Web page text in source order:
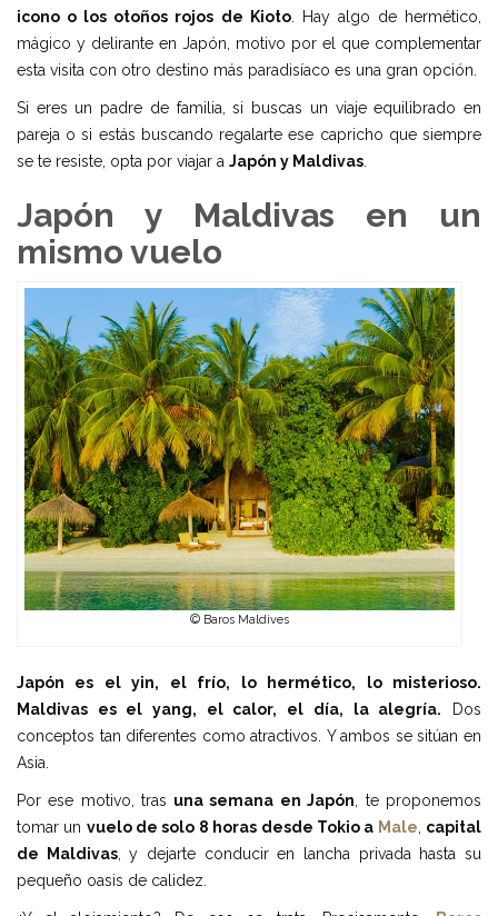
icono o los otoños rojos de Kioto. Hay algo de hermético,
mágico y delirante en Japón, motivo por el que complementar
esta visita con otro destino más paradisíaco es una gran opción.
Si eres un padre de familia, si buscas un viaje equilibrado en
pareja o si estás buscando regalarte ese capricho que siempre
se te resiste, opta por viajar a Japón y Maldivas
Japón y Maldivas en un
mismo vuelo
© Baros Maldives
Japón es el yin, el frío, lo hermético, lo misterioso.
Maldivas es el yang, el calor, el día, la alegría. Dos
conceptos tan diferentes como atractivos. Y ambos se sitúan en
Asia.
Por ese motivo, tras una semana en Japón , te proponemos
tomar un vuelo de solo 8 horas desde Tokio a Male capital
de Maldivas, y dejarte conducir en lancha privada hasta su
pequeño oasis de calidez.